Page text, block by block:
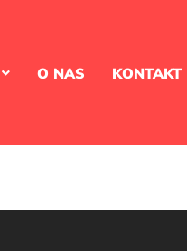
O NAS KONTAKT